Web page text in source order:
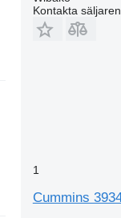
Kontakta säljaren
1
Cummins